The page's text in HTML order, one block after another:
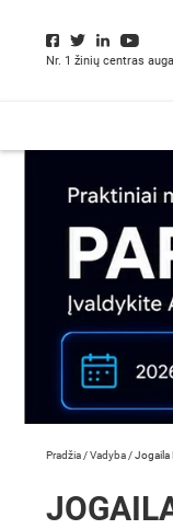
Nr. 1 žinių centras
Pradžia /Vadyba /Jogaila